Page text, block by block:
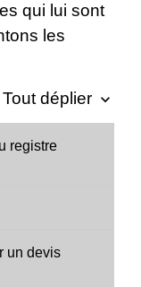
qui lui sont
les
Tout déplier keyboard_arrow_down
registre
un devis